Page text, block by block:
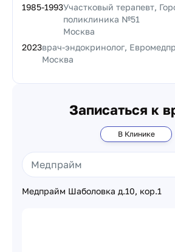
1985-1993Участковый терапевт,
поликлиника №51
Москва
2023врач-эндокринолог,
Москва
Записаться к
В Клинике
Медпрайм Шаболовка д.10, кор.1